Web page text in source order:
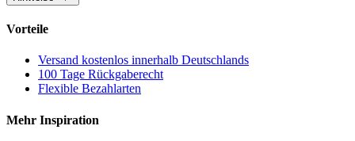
Vorteile
Versand kostenlos innerhalb Deutschlands
100 Tage Rückgaberecht
Flexible Bezahlarten
Mehr Inspiration